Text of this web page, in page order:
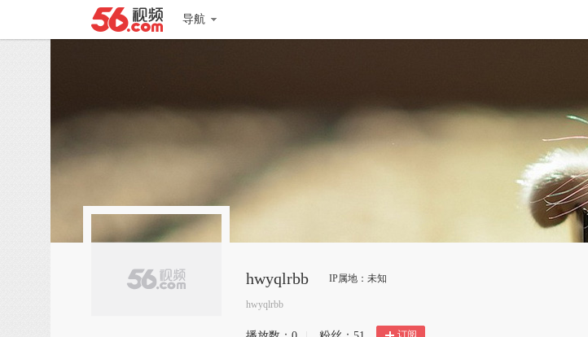
导航
hwyqlrbb IP属地：未知
hwyqlrbb